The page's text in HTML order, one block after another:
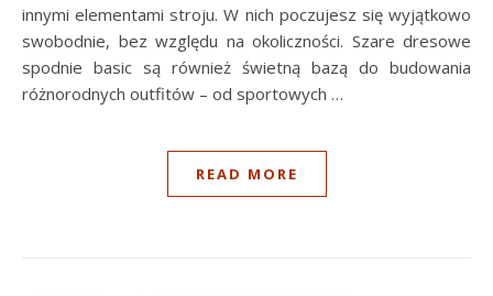
innymi elementami stroju. W nich poczujesz się wyjątkowo
swobodnie, bez względu na okoliczności. Szare dresowe
spodnie basic są również świetną bazą do budowania
różnorodnych outfitów – od sportowych …
READ MORE